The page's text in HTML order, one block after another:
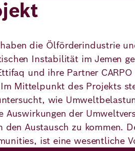
haben die Ölförderindustrie
Instabilität im Jemen
und ihre Partner
Mittelpunkt des Projekts
wie
Auswirkungen der
den Austausch zu
ist eine wesentliche